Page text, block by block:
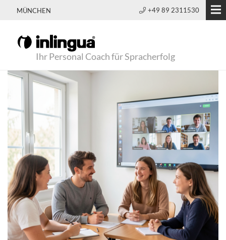
MÜNCHEN +49 89 2311530
Ihr Personal Coach für Spracherfolg